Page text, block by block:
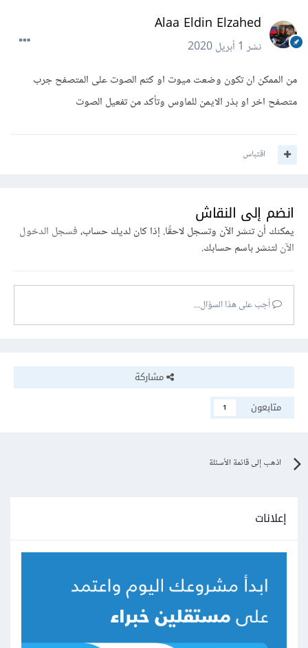
Alaa Eldin Elzahed
نشر1 أبريل 2020
من الممكن ان تكون وضعت ميوت او كتم الصوت على المتصفح جرب
متصفح اخر او بذر الايمن للماوس وتأكد من تفعيل الصوت
اقتباس
انضم إلى النقاش
يمكنك أن تنشر الآن وتسجل لاحقًا. إذا كان لديك حساب،فسجل الدخول
الآنلتنشر باسم حسابك.
أجب على هذا السؤال...
مشاركة
متابعون
1
اذهب إلى قائمة الأسئلة
إعلانات